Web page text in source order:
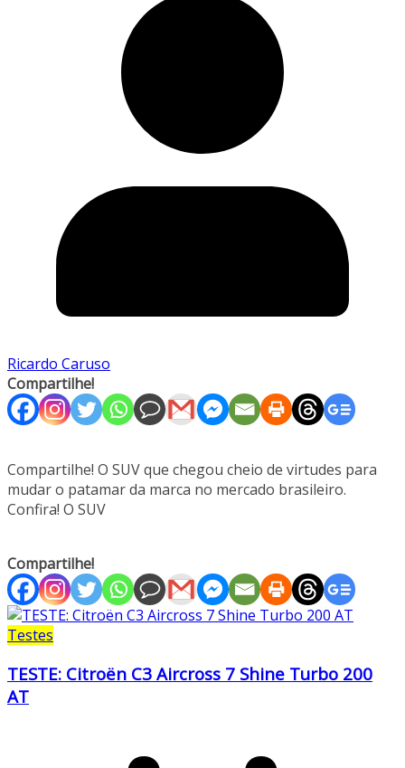
Ricardo Caruso
Compartilhe!
Compartilhe! O SUV que chegou cheio de virtudes para
mudar o patamar da marca no mercado brasileiro.
Confira! O SUV
Compartilhe!
Testes
TESTE: Citroën C3 Aircross 7 Shine Turbo 200
AT